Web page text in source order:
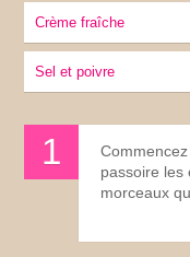
crème fraîche
sel et poivre
passoire les
morceaux